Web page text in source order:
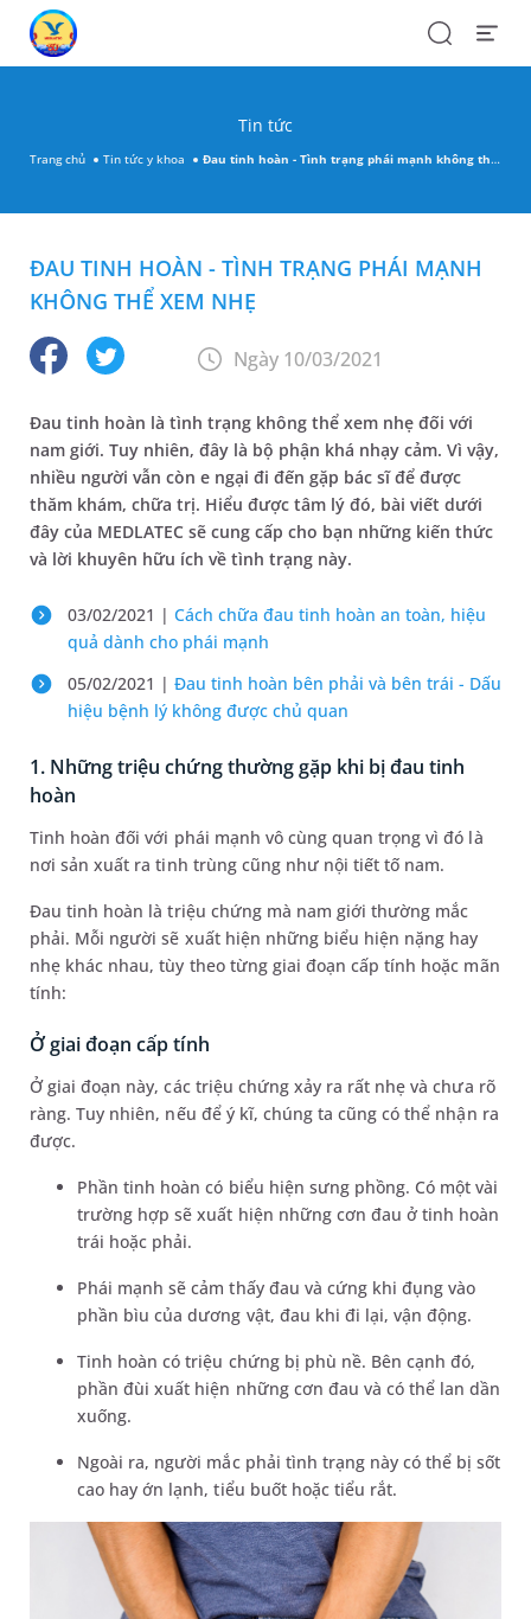
SearchOpen
Tin tức
Trang chủ Tin tức y khoa Đau tinh hoàn - Tình trạng phái mạnh không thể xem nhẹ
ĐAU TINH HOÀN - TÌNH TRẠNG PHÁI MẠNH
KHÔNG THỂ XEM NHẸ
Ngày 10/03/2021
Đau tinh hoàn là tình trạng không thể xem nhẹ đối với
nam giới. Tuy nhiên, đây là bộ phận khá nhạy cảm. Vì vậy,
nhiều người vẫn còn e ngại đi đến gặp bác sĩ để được
thăm khám, chữa trị. Hiểu được tâm lý đó, bài viết dưới
đây của MEDLATEC sẽ cung cấp cho bạn những kiến thức
và lời khuyên hữu ích về tình trạng này.
03/02/2021 | Cách chữa đau tinh hoàn an toàn, hiệu
quả dành cho phái mạnh
05/02/2021 | Đau tinh hoàn bên phải và bên trái - Dấu
hiệu bệnh lý không được chủ quan
1. Những triệu chứng thường gặp khi bị đau tinh
hoàn
Tinh hoàn đối với phái mạnh vô cùng quan trọng vì đó là
nơi sản xuất ra tinh trùng cũng như nội tiết tố nam.
Đau tinh hoàn là triệu chứng mà nam giới thường mắc
phải. Mỗi người sẽ xuất hiện những biểu hiện nặng hay
nhẹ khác nhau, tùy theo từng giai đoạn cấp tính hoặc mãn
tính:
Ở giai đoạn cấp tính
Ở giai đoạn này, các triệu chứng xảy ra rất nhẹ và chưa rõ
ràng. Tuy nhiên, nếu để ý kĩ, chúng ta cũng có thể nhận ra
được.
Phần tinh hoàn có biểu hiện sưng phồng. Có một vài
trường hợp sẽ xuất hiện những cơn đau ở tinh hoàn
trái hoặc phải.
Phái mạnh sẽ cảm thấy đau và cứng khi đụng vào
phần bìu của dương vật, đau khi đi lại, vận động.
Tinh hoàn có triệu chứng bị phù nề. Bên cạnh đó,
phần đùi xuất hiện những cơn đau và có thể lan dần
xuống.
Ngoài ra, người mắc phải tình trạng này có thể bị sốt
cao hay ớn lạnh, tiểu buốt hoặc tiểu rắt.